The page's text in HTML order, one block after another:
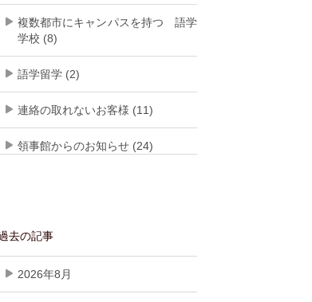
複数都市にキャンパスを持つ 語学
学校 (8)
語学留学 (2)
連絡の取れないお客様 (11)
領事館からのお知らせ (24)
去の記事
2026年8月